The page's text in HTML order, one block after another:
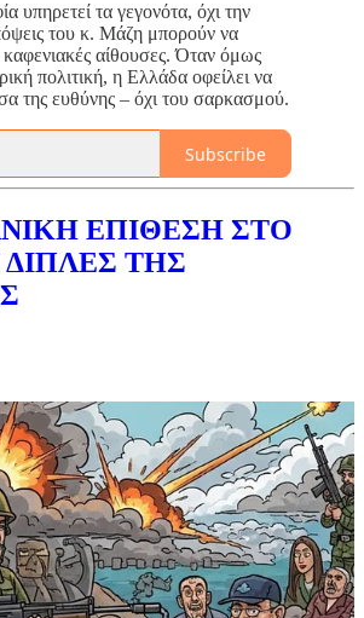
υπηρετεί τα γεγονότα, όχι την
του κ. Μάζη μπορούν να
καφενιακές αίθουσες. Όταν όμως
πολιτική, η Ελλάδα οφείλει να
της ευθύνης – όχι του σαρκασμού.
Subscribe
ΕΠΙΘΕΣΗ ΣΤΟ
ΔΙΠΛΕΣ ΤΗΣ